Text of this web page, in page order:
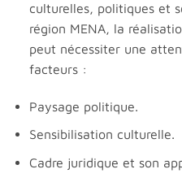
culturelles, politiques et
région MENA, la
peut nécessiter une
facteurs :
Paysage politique.
Sensibilisation culturelle.
Cadre juridique et son